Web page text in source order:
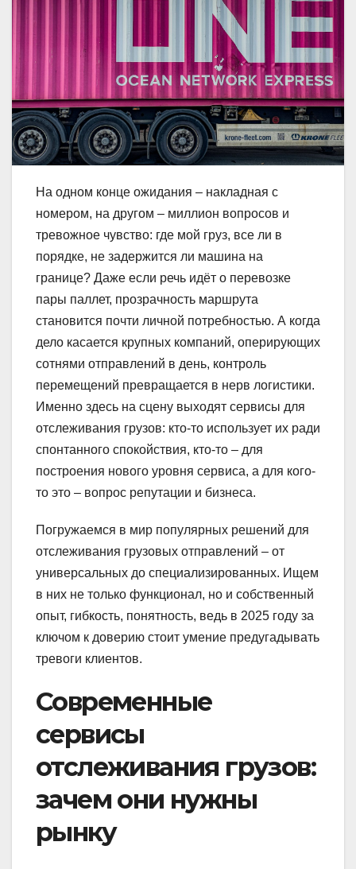
На одном конце ожидания – накладная с
номером, на другом – миллион вопросов и
тревожное чувство: где мой груз, все ли в
порядке, не задержится ли машина на
границе? Даже если речь идёт о перевозке
пары паллет, прозрачность маршрута
становится почти личной потребностью. А когда
дело касается крупных компаний, оперирующих
сотнями отправлений в день, контроль
перемещений превращается в нерв логистики.
Именно здесь на сцену выходят сервисы для
отслеживания грузов: кто-то использует их ради
спонтанного спокойствия, кто-то – для
построения нового уровня сервиса, а для кого-
то это – вопрос репутации и бизнеса.
Погружаемся в мир популярных решений для
отслеживания грузовых отправлений – от
универсальных до специализированных. Ищем
в них не только функционал, но и собственный
опыт, гибкость, понятность, ведь в 2025 году за
ключом к доверию стоит умение предугадывать
тревоги клиентов.
Современные
сервисы
отслеживания грузов:
зачем они нужны
рынку